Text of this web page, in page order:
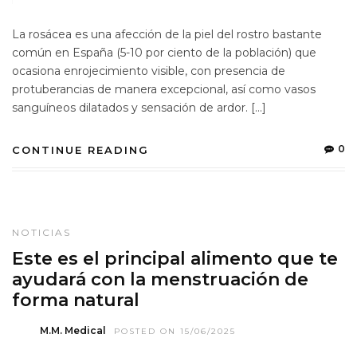
La rosácea es una afección de la piel del rostro bastante
común en España (5-10 por ciento de la población) que
ocasiona enrojecimiento visible, con presencia de
protuberancias de manera excepcional, así como vasos
sanguíneos dilatados y sensación de ardor. […]
CONTINUE READING 0
NOTICIAS
Este es el principal alimento que te
ayudará con la menstruación de
forma natural
M.M. Medical POSTED ON 15/06/2025